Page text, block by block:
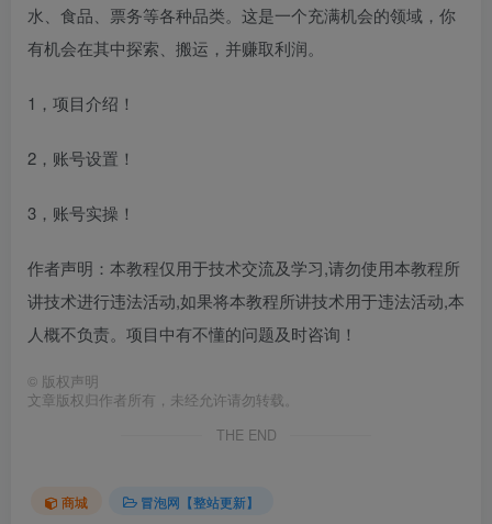
水、食品、票务等各种品类。这是一个充满机会的领域，你
有机会在其中探索、搬运，并赚取利润。
1，项目介绍！
2，账号设置！
3，账号实操！
作者声明：本教程仅用于技术交流及学习,请勿使用本教程所
讲技术进行违法活动,如果将本教程所讲技术用于违法活动,本
人概不负责。项目中有不懂的问题及时咨询！
© 版权声明
文章版权归作者所有，未经允许请勿转载。
THE END
商城 冒泡网【整站更新】